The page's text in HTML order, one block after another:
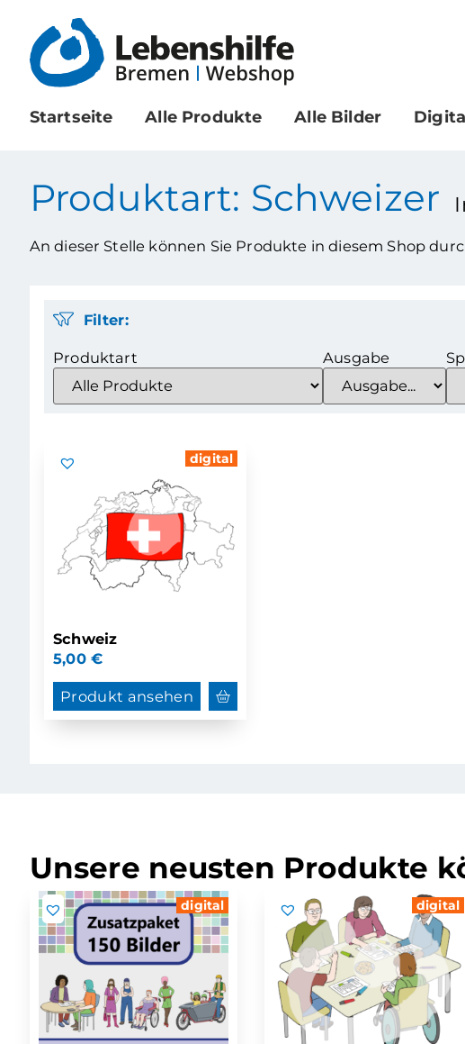
Startseite Alle Produkte Alle Bilder
Produktart: Schweizer
An dieser Stelle können Sie Produkte in diesem Shop
Filter:
Produktart Ausgabe
digital
Schweiz
5,00 €
Produkt ansehen
Unsere neusten Produkte
digital digital